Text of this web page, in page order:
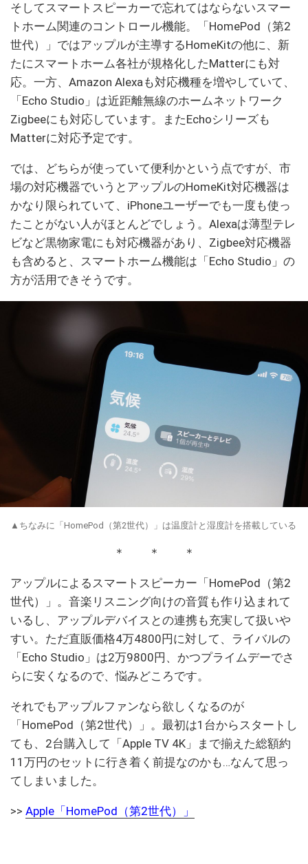
そしてスマートスピーカーで忘れてはならないスマー
トホーム関連のコントロール機能。「HomePod（第2
世代）」ではアップルが主導するHomeKitの他に、新
たにスマートホーム各社が規格化したMatterにも対
応。一方、Amazon Alexaも対応機種を増やしていて、
「Echo Studio」は近距離無線のホームネットワーク
Zigbeeにも対応しています。またEchoシリーズも
Matterに対応予定です。
では、どちらが使っていて便利かという点ですが、市
場の対応機器でいうとアップルのHomeKit対応機器は
かなり限られていて、iPhoneユーザーでも一度も使っ
たことがない人がほとんどでしょう。Alexaは薄型テレ
ビなど黒物家電にも対応機器があり、Zigbee対応機器
も含めると、スマートホーム機能は「Echo Studio」の
方が活用できそうです。
▲ちなみに「HomePod（第2世代）」は温度計と湿度計を搭載している
＊ ＊ ＊
アップルによるスマートスピーカー「HomePod（第2
世代）」。音楽リスニング向けの音質も作り込まれて
いるし、アップルデバイスとの連携も充実して扱いや
すい。ただ直販価格4万4800円に対して、ライバルの
「Echo Studio」は2万9800円、かつプライムデーでさ
らに安くなるので、悩みどころです。
それでもアップルファンなら欲しくなるのが
「HomePod（第2世代）」。最初は1台からスタートし
ても、2台購入して「Apple TV 4K」まで揃えた総額約
11万円のセットに行き着く前提なのかも…なんて思っ
てしまいました。
>> Apple「HomePod（第2世代）」